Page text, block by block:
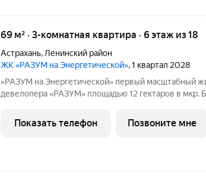
69 м² · 3-комнатная квартира · 6 этаж из 18
Астрахань, Ленинский район
ЖК «РАЗУМ на Энергетической», 1 квартал 2028
«РАЗУМ на Энергетической» первый масштабный жилой район от
девелопера «РАЗУМ» площадью 12 гектаров в мкр.
Это 4 квартала 18 домов от 10 до 18 этажей с собственными
школой,
Показать телефон Позвоните мне